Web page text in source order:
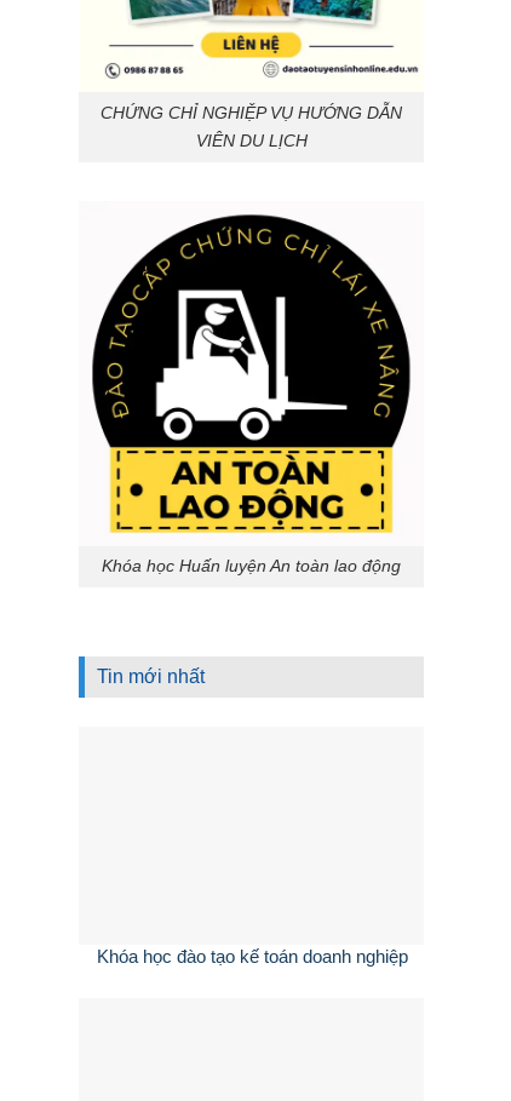
CHỨNG CHỈ NGHIỆP VỤ HƯỚNG DẪN
VIÊN DU LỊCH
Khóa học Huấn luyện An toàn lao động
Tin mới nhất
Khóa học đào tạo kế toán doanh nghiệp